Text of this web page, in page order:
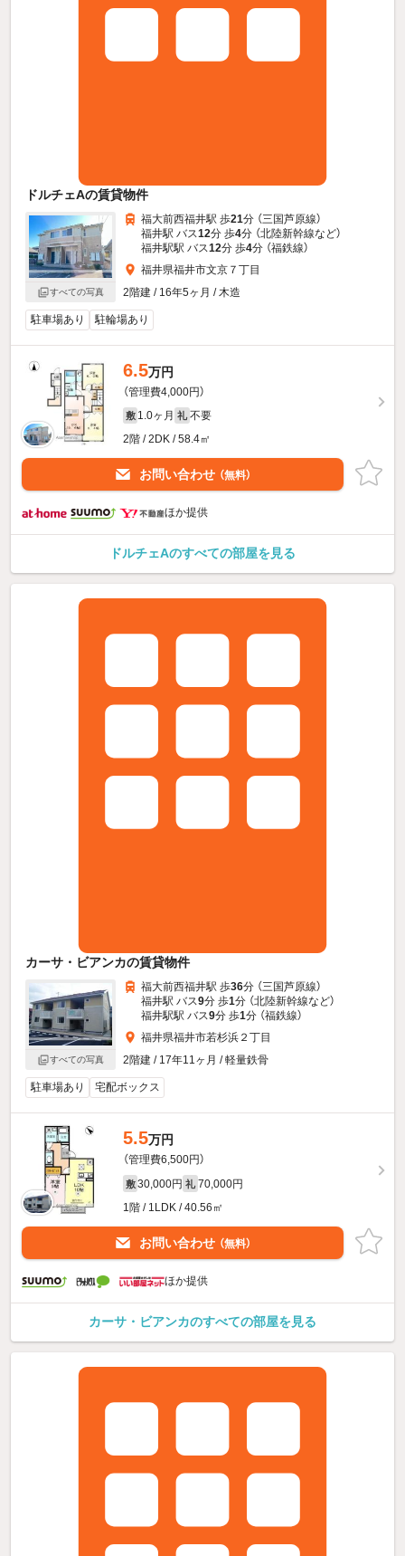
ドルチェAの賃貸物件
すべての写真
福大前西福井駅 歩21分 （三国芦原線）
福井駅 バス12分 歩4分 （北陸新幹線など）
福井駅駅 バス12分 歩4分 （福鉄線）
福井県福井市文京７丁目
2階建 / 16年5ヶ月 / 木造
駐車場あり 駐輪場あり
6.5万円
（管理費4,000円）
敷 1.0ヶ月 礼 不要
2階 / 2DK / 58.4㎡
お問い合わせ （無料）
ほか提供
ドルチェAのすべての部屋を見る
カーサ・ビアンカの賃貸物件
すべての写真
福大前西福井駅 歩36分 （三国芦原線）
福井駅 バス9分 歩1分 （北陸新幹線など）
福井駅駅 バス9分 歩1分 （福鉄線）
福井県福井市若杉浜２丁目
2階建 / 17年11ヶ月 / 軽量鉄骨
駐車場あり 宅配ボックス
5.5万円
（管理費6,500円）
敷 30,000円 礼 70,000円
1階 / 1LDK / 40.56㎡
お問い合わせ （無料）
ほか提供
カーサ・ビアンカのすべての部屋を見る